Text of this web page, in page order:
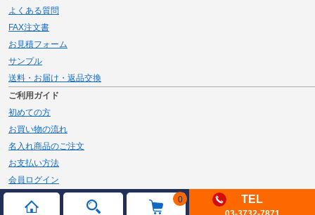
0 TEL
よくある質問
FAX注文書
お見積フォーム
サンプル
送料・お届け・返品交換
ご利用ガイド
初めての方
お買い物の流れ
名入れ商品のご注文
お支払い方法
会員ログイン
メルマガ登録